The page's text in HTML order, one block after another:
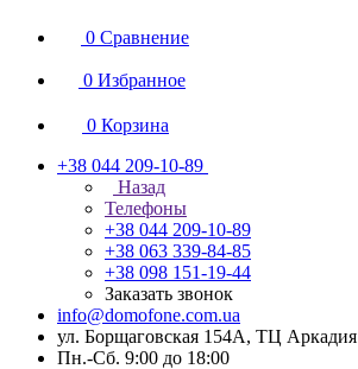
0 Сравнение
0 Избранное
0 Корзина
+38 044 209-10-89
Назад
Телефоны
+38 044 209-10-89
+38 063 339-84-85
+38 098 151-19-44
Заказать звонок
info@domofone.com.ua
ул. Борщаговская 154А, ТЦ Аркадия
Пн.-Сб. 9:00 до 18:00